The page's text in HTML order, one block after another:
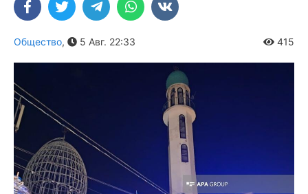
Общество, 5 Авг. 22:33 415